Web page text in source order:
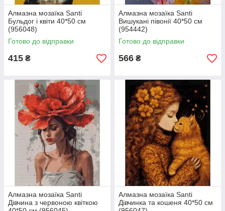
Алмазна мозаїка Santi
Бульдог і квіти 40*50 см
(956048)
Готово до відправки
415 ₴
Алмазна мозаїка Santi
Вишукані півонії 40*50 см
(954442)
Готово до відправки
566 ₴
Алмазна мозаїка Santi
Дівчина з червоною квіткою
Алмазна мозаїка Santi
Дівчинка та кошеня 40*50 см